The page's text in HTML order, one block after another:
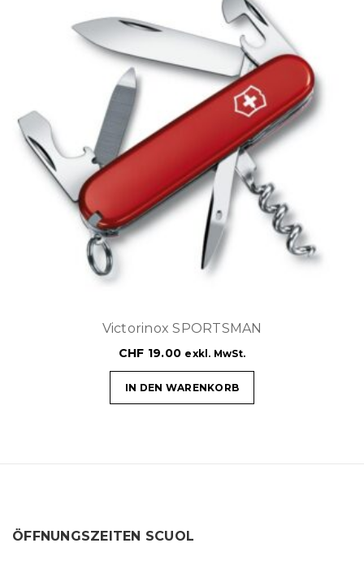
Victorinox SPORTSMAN
CHF 19.00 exkl. MwSt.
IN DEN WARENKORB
ÖFFNUNGSZEITEN SCUOL